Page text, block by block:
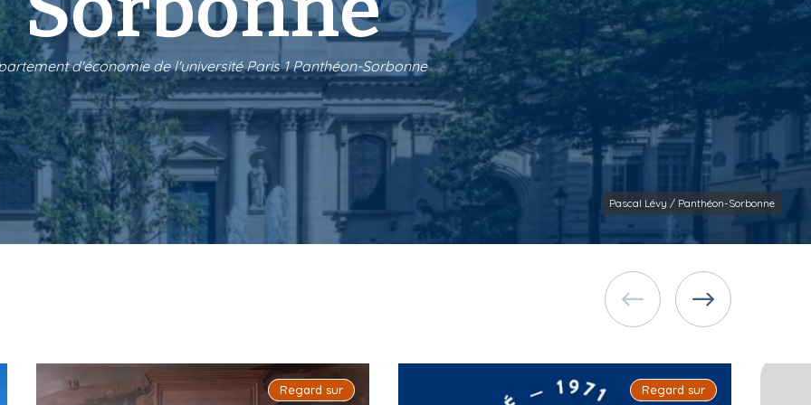
Pascal Lévy / Panthéon-Sorbonne
d'économie de l'université Paris 1 Panthéon-Sorbonne
Regard sur Regard sur